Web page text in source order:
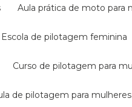
aula prática de moto para
escola de pilotagem feminina
curso de pilotagem para
de pilotagem para mulheres